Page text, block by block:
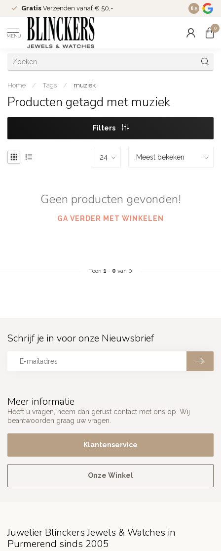
Gratis Verzenden vanaf € 50,- Since
8.5
MENU
0
Home / Tags / muziek
Producten getagd met muziek
Filters
Geen producten gevonden!
GA VERDER MET WINKELEN
Toon 1 - 0 van 0
Meer informatie
Heeft u vragen, neem dan gerust contact met ons op. Wij
beantwoorden graag uw vragen.
Klantenservice
Onze Winkel
Schrijf je in voor onze Nieuwsbrief
Juwelier Blinckers Jewels & Watches in
Purmerend sinds 2005